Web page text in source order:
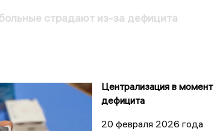
страдают из-за дефицита
Централизация в момент
дефицита
20 февраля 2026 года